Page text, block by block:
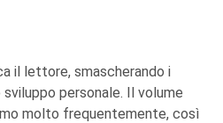
il lettore, smascherando i
personale. Il volume
molto frequentemente, così